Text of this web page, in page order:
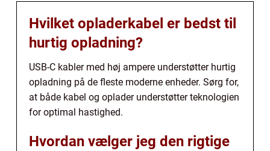
Hvilket opladerkabel er bedst til
hurtig opladning?
USB-C kabler med høj ampere understøtter hurtig
opladning på de fleste moderne enheder. Sørg for,
at både kabel og oplader understøtter teknologien
for optimal hastighed.
Hvordan vælger jeg den rigtige